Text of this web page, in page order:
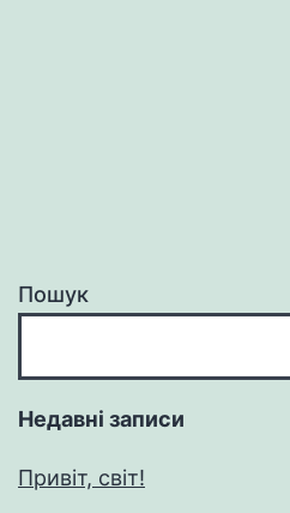
Пошук
Недавні записи
Привіт, світ!